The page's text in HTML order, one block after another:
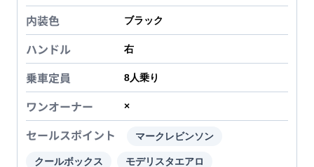
内装色 ブラック
ハンドル 右
乗車定員 8人乗り
ワンオーナー ×
セールスポイント マークレビンソン
クールボックス モデリスタエアロ